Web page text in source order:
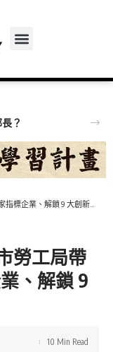
？
企業、解鎖 9 大創新產業
勞工局帶
、解鎖 9
10 Min Read